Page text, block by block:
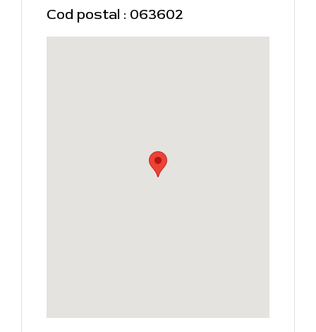
Cod postal : 063602